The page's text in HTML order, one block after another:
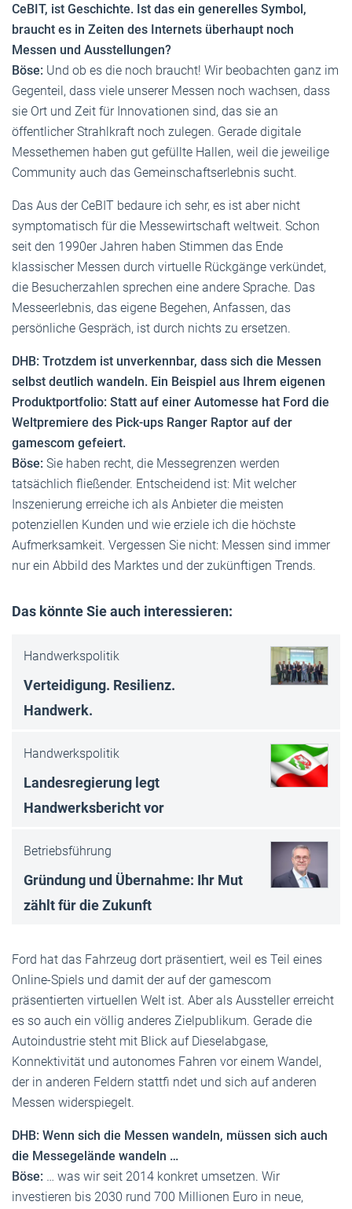
CeBIT, ist Geschichte. Ist das ein generelles Symbol,
braucht es in Zeiten des Internets überhaupt noch
Messen und Ausstellungen?
Böse: Und ob es die noch braucht! Wir beobachten ganz im
Gegenteil, dass viele unserer Messen noch wachsen, dass
sie Ort und Zeit für Innovationen sind, das sie an
öffentlicher Strahlkraft noch zulegen. Gerade digitale
Messethemen haben gut gefüllte Hallen, weil die jeweilige
Community auch das Gemeinschaftserlebnis sucht.
Das Aus der CeBIT bedaure ich sehr, es ist aber nicht
symptomatisch für die Messewirtschaft weltweit. Schon
seit den 1990er Jahren haben Stimmen das Ende
klassischer Messen durch virtuelle Rückgänge verkündet,
die Besucherzahlen sprechen eine andere Sprache. Das
Messeerlebnis, das eigene Begehen, Anfassen, das
persönliche Gespräch, ist durch nichts zu ersetzen.
DHB: Trotzdem ist unverkennbar, dass sich die Messen
selbst deutlich wandeln. Ein Beispiel aus Ihrem eigenen
Produktportfolio: Statt auf einer Automesse hat Ford die
Weltpremiere des Pick-ups Ranger Raptor auf der
gamescom gefeiert.
Böse: Sie haben recht, die Messegrenzen werden
tatsächlich fließender. Entscheidend ist: Mit welcher
Inszenierung erreiche ich als Anbieter die meisten
potenziellen Kunden und wie erziele ich die höchste
Aufmerksamkeit. Vergessen Sie nicht: Messen sind immer
nur ein Abbild des Marktes und der zukünftigen Trends.
Das könnte Sie auch interessieren:
Handwerkspolitik
Verteidigung. Resilienz.
Handwerk.
Handwerkspolitik
Landesregierung legt
Handwerksbericht vor
Betriebsführung
Gründung und Übernahme: Ihr Mut
zählt für die Zukunft
Ford hat das Fahrzeug dort präsentiert, weil es Teil eines
Online-Spiels und damit der auf der gamescom
präsentierten virtuellen Welt ist. Aber als Aussteller erreicht
es so auch ein völlig anderes Zielpublikum. Gerade die
Autoindustrie steht mit Blick auf Dieselabgase,
Konnektivität und autonomes Fahren vor einem Wandel,
der in anderen Feldern stattfi ndet und sich auf anderen
Messen widerspiegelt.
DHB: Wenn sich die Messen wandeln, müssen sich auch
die Messegelände wandeln …
Böse: … was wir seit 2014 konkret umsetzen. Wir
investieren bis 2030 rund 700 Millionen Euro in neue,